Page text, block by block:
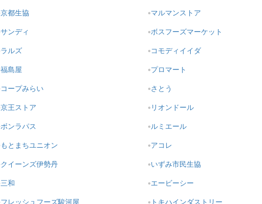
京都生協
マルマンストア
サンディ
ボスフーズマーケット
ラルズ
コモディイイダ
福島屋
プロマート
コープみらい
さとう
京王ストア
リオンドール
ボンラパス
ルミエール
もとまちユニオン
アコレ
クイーンズ伊勢丹
いずみ市民生協
三和
エービーシー
フレッシュフーズ駿河屋
トキハインダストリー